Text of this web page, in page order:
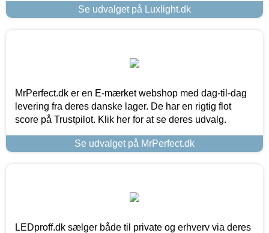
Se udvalget på Luxlight.dk
MrPerfect.dk er en E-mærket webshop med dag-til-dag
levering fra deres danske lager. De har en rigtig flot
score på Trustpilot. Klik her for at se deres udvalg.
Se udvalget på MrPerfect.dk
LEDproff.dk sælger både til private og erhverv via deres